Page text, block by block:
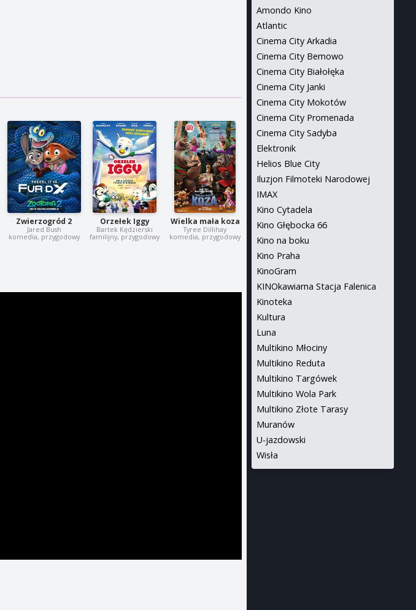
Zwierzogród 2
Jared Bush
komedia, przygodowy
Orzełek Iggy
Bartek Kędzierski
familijny, przygodowy
Wielka mała koza
Tyree Dillihay
komedia, przygodowy
Amondo Kino
Atlantic
Cinema City Arkadia
Cinema City Bemowo
Cinema City Białołęka
Cinema City Janki
Cinema City Mokotów
Cinema City Promenada
Cinema City Sadyba
Elektronik
Helios Blue City
Iluzjon Filmoteki Narodowej
IMAX
Kino Cytadela
Kino Głębocka 66
Kino na boku
Kino Praha
KinoGram
KINOkawiarna Stacja Falenica
Kinoteka
Kultura
Luna
Multikino Młociny
Multikino Reduta
Multikino Targówek
Multikino Wola Park
Multikino Złote Tarasy
Muranów
U-jazdowski
Wisła